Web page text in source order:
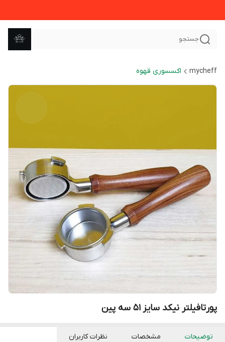
جستجو
mycheff اکسسوری قهوه
پورتافیلتر نیکد سایز 51 سه پین
توضیحات مشخصات نظرات کاربران